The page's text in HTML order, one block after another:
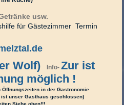
usw.
für Gästezimmer Termin
Wolf) Info-Zur ist
möglich !
Öffnungszeiten in der Gastronomie
unser Gasthaus geschlossen)